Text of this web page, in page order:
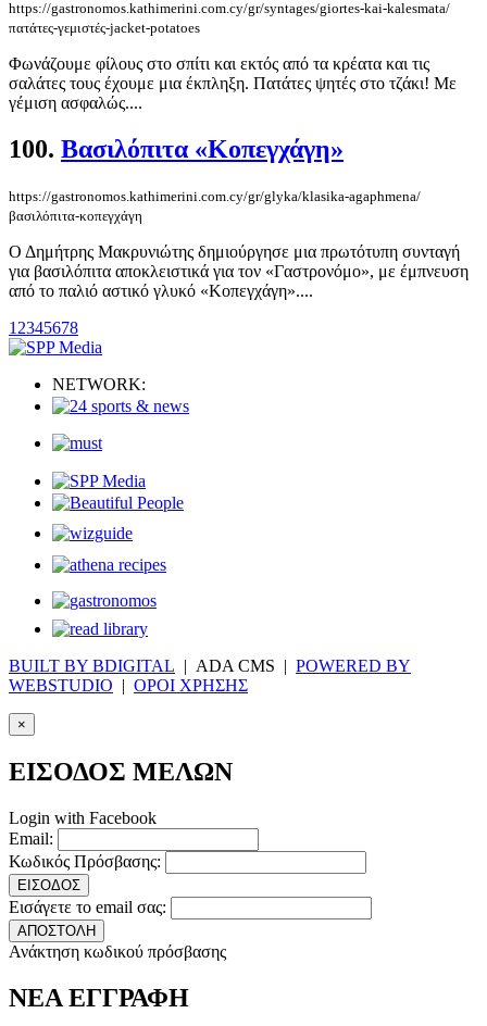
https://gastronomos.kathimerini.com.cy/gr/syntages/giortes-kai-kalesmata/
πατάτες-γεμιστές-jacket-potatoes
Φωνάζουμε φίλους στο σπίτι και εκτός από τα κρέατα και τις
σαλάτες τους έχουμε μια έκπληξη. Πατάτες ψητές στο τζάκι! Με
γέμιση ασφαλώς....
100. Βασιλόπιτα «Κοπεγχάγη»
https://gastronomos.kathimerini.com.cy/gr/glyka/klasika-agaphmena/
βασιλόπιτα-κοπεγχάγη
Ο Δημήτρης Μακρυνιώτης δημιούργησε μια πρωτότυπη συνταγή
για βασιλόπιτα αποκλειστικά για τον «Γαστρονόμο», με έμπνευση
από το παλιό αστικό γλυκό «Κοπεγχάγη»....
1 2345678
NETWORK:
BUILT BY BDIGITAL | ADA CMS | POWERED BY
WEBSTUDIO | ΟΡΟΙ ΧΡΗΣΗΣ
×
ΕΙΣΟΔΟΣ ΜΕΛΩΝ
Login with Facebook
Email:
Κωδικός Πρόσβασης:
ΕΙΣΟΔΟΣ
Εισάγετε το email σας:
ΑΠΟΣΤΟΛΗ
Ανάκτηση κωδικού πρόσβασης
ΝΕΑ ΕΓΓΡΑΦΗ